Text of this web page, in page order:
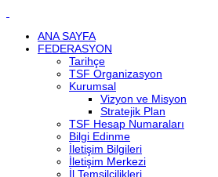
ANA SAYFA
FEDERASYON
Tarihçe
TSF Organizasyon
Kurumsal
Vizyon ve Misyon
Stratejik Plan
TSF Hesap Numaraları
Bilgi Edinme
İletişim Bilgileri
İletişim Merkezi
İl Temsilcilikleri